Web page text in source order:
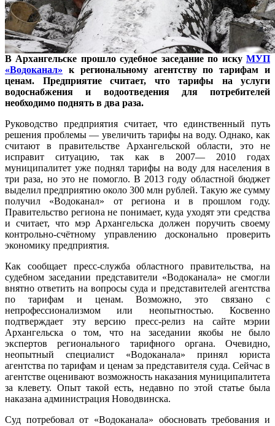
В Архангельске прошло судебное заседание по иску МУП
«Водоканал» к региональному агентству по тарифам и
ценам. Предприятие считает, что тарифы на услуги
водоснабжения и водоотведения для потребителей
необходимо поднять в два раза.
Руководство предприятия считает, что единственный путь
решения проблемы — увеличить тарифы на воду. Однако, как
считают в правительстве Архангельской области, это не
исправит ситуацию, так как в 2007— 2010 годах
муниципалитет уже поднял тарифы на воду для населения в
три раза, но это не помогло. В 2013 году областной бюджет
выделил предприятию около 300 млн рублей. Такую же сумму
получил «Водоканал» от региона и в прошлом году.
Правительство региона не понимает, куда уходят эти средства
и считает, что мэр Архангельска должен поручить своему
контрольно-счётному управлению досконально проверить
экономику предприятия.
Как сообщает пресс-служба областного правительства, на
судебном заседании представители «Водоканала» не смогли
внятно ответить на вопросы суда и представителей агентства
по тарифам и ценам. Возможно, это связано с
непрофессионализмом или неопытностью. Косвенно
подтверждает эту версию пресс-релиз на сайте мэрии
Архангельска о том, что на заседании якобы не было
экспертов регионального тарифного органа. Очевидно,
неопытный специалист «Водоканала» принял юриста
агентства по тарифам и ценам за представителя суда. Сейчас в
агентстве оценивают возможность наказания муниципалитета
за клевету. Опыт такой есть, недавно по этой статье была
наказана администрация Новодвинска.
Суд потребовал от «Водоканала» обосновать требования и